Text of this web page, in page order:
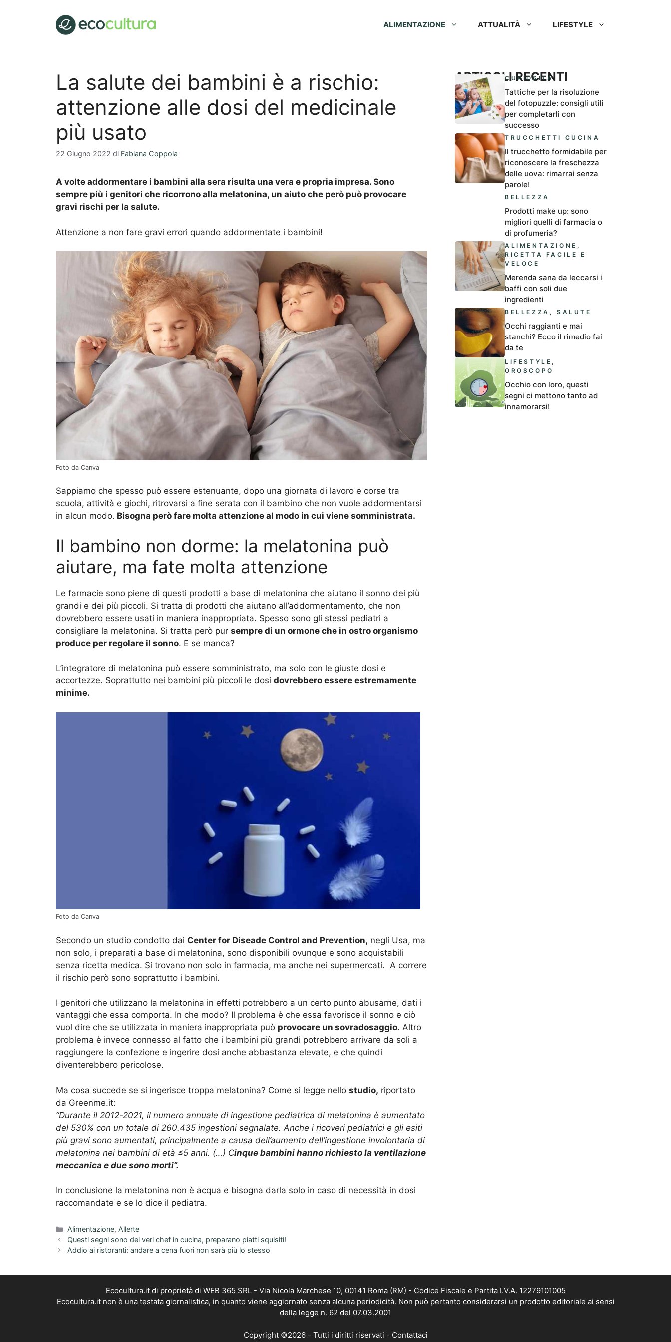
ALIMENTAZIONE ATTUALITÀ LIFESTYLE
La salute dei bambini è a rischio:
attenzione alle dosi del medicinale
più usato
22 Giugno 2022 di Fabiana Coppola
A volte addormentare i bambini alla sera risulta una vera e propria impresa. Sono
sempre più i genitori che ricorrono alla melatonina, un aiuto che però può provocare
gravi rischi per la salute.
Attenzione a non fare gravi errori quando addormentate i bambini!
Foto da Canva
Sappiamo che spesso può essere estenuante, dopo una giornata di lavoro e corse tra
scuola, attività e giochi, ritrovarsi a fine serata con il bambino che non vuole addormentarsi
in alcun modo. Bisogna però fare molta attenzione al modo in cui viene somministrata.
Il bambino non dorme: la melatonina può
aiutare, ma fate molta attenzione
Le farmacie sono piene di questi prodotti a base di melatonina che aiutano il sonno dei più
grandi e dei più piccoli. Si tratta di prodotti che aiutano all’addormentamento, che non
dovrebbero essere usati in maniera inappropriata. Spesso sono gli stessi pediatri a
consigliare la melatonina. Si tratta però pur sempre di un ormone che in ostro organismo
produce per regolare il sonno. E se manca?
L’integratore di melatonina può essere somministrato, ma solo con le giuste dosi e
accortezze. Soprattutto nei bambini più piccoli le dosi dovrebbero essere estremamente
minime.
Foto da Canva
Secondo un studio condotto dai Center for Diseade Control and Prevention, negli Usa, ma
non solo, i preparati a base di melatonina, sono disponibili ovunque e sono acquistabili
senza ricetta medica. Si trovano non solo in farmacia, ma anche nei supermercati. A correre
il rischio però sono soprattutto i bambini.
I genitori che utilizzano la melatonina in effetti potrebbero a un certo punto abusarne, dati i
vantaggi che essa comporta. In che modo? Il problema è che essa favorisce il sonno e ciò
vuol dire che se utilizzata in maniera inappropriata può provocare un sovradosaggio. Altro
problema è invece connesso al fatto che i bambini più grandi potrebbero arrivare da soli a
raggiungere la confezione e ingerire dosi anche abbastanza elevate, e che quindi
diventerebbero pericolose.
Ma cosa succede se si ingerisce troppa melatonina? Come si legge nello studio, riportato
da Greenme.it:
“Durante il 2012-2021, il numero annuale di ingestione pediatrica di melatonina è aumentato
del 530% con un totale di 260.435 ingestioni segnalate. Anche i ricoveri pediatrici e gli esiti
più gravi sono aumentati, principalmente a causa dell’aumento dell’ingestione involontaria di
melatonina nei bambini di età ≤5 anni. (…) Cinque bambini hanno richiesto la ventilazione
meccanica e due sono morti”.
In conclusione la melatonina non è acqua e bisogna darla solo in caso di necessità in dosi
raccomandate e se lo dice il pediatra.
Categorie
Alimentazione, Allerte
Questi segni sono dei veri chef in cucina, preparano piatti squisiti!
Addio ai ristoranti: andare a cena fuori non sarà più lo stesso
ARTICOLI RECENTI
CURIOSITÀ
Tattiche per la risoluzione
del fotopuzzle: consigli utili
per completarli con
successo
TRUCCHETTI CUCINA
Il trucchetto formidabile per
riconoscere la freschezza
delle uova: rimarrai senza
parole!
BELLEZZA
Prodotti make up: sono
migliori quelli di farmacia o
di profumeria?
ALIMENTAZIONE ,
RICETTA FACILE E
VELOCE
Merenda sana da leccarsi i
baffi con soli due
ingredienti
BELLEZZA ,SALUTE
Occhi raggianti e mai
stanchi? Ecco il rimedio fai
da te
LIFESTYLE ,
OROSCOPO
Occhio con loro, questi
segni ci mettono tanto ad
innamorarsi!
Ecocultura.it di proprietà di WEB 365 SRL - Via Nicola Marchese 10, 00141 Roma (RM) - Codice Fiscale e Partita I.V.A. 12279101005
Ecocultura.it non è una testata giornalistica, in quanto viene aggiornato senza alcuna periodicità. Non può pertanto considerarsi un prodotto editoriale ai sensi
della legge n. 62 del 07.03.2001
Copyright ©2026 - Tutti i diritti riservati - Contattaci